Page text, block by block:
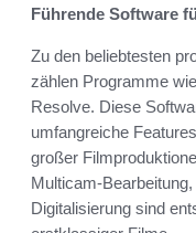
Führende Software
Zu den beliebtesten
zählen Programme
Resolve. Diese
umfangreiche
großer
Multicam-
Digitalisierung sind